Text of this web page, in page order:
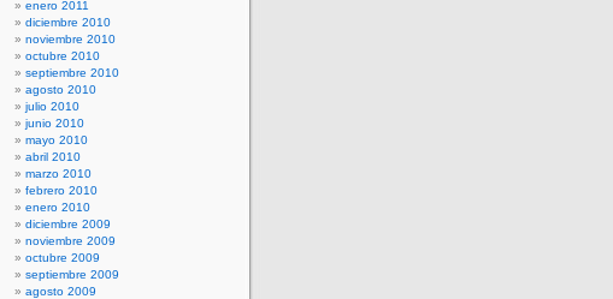
enero 2011
diciembre 2010
noviembre 2010
octubre 2010
septiembre 2010
agosto 2010
julio 2010
junio 2010
mayo 2010
abril 2010
marzo 2010
febrero 2010
enero 2010
diciembre 2009
noviembre 2009
octubre 2009
septiembre 2009
agosto 2009